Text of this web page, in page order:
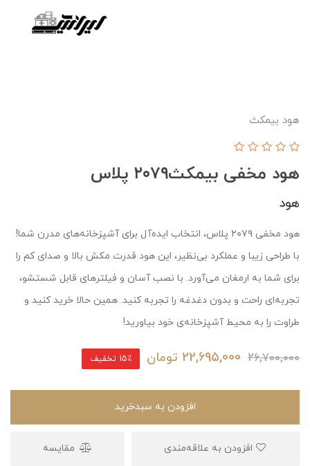
هود بیمکث
هود مخفی بیمکث‌۲۰۷۹ پلاس
هود
هود مخفی ۲۰۷۹ پلاس، انتخاب ایده‌آل برای آشپزخانه‌های مدرن شما!
با طراحی زیبا و عملکرد بی‌نظیر، این هود قدرت مکش بالا و صدای کم را
برای شما به ارمغان می‌آورد. با نصب آسان و فیلترهای قابل شستشو،
تجربه‌ای راحت و بدون دغدغه را تجربه کنید. همین حالا خرید کنید و
طراوت را به محیط آشپزخانه‌ی خود بیاورید!
26,700,000
22,695,000 تومان 15٪ تخفیف
افزودن به سبدخرید
مقایسه